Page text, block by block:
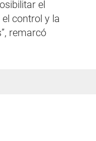
el
control y la
remarcó